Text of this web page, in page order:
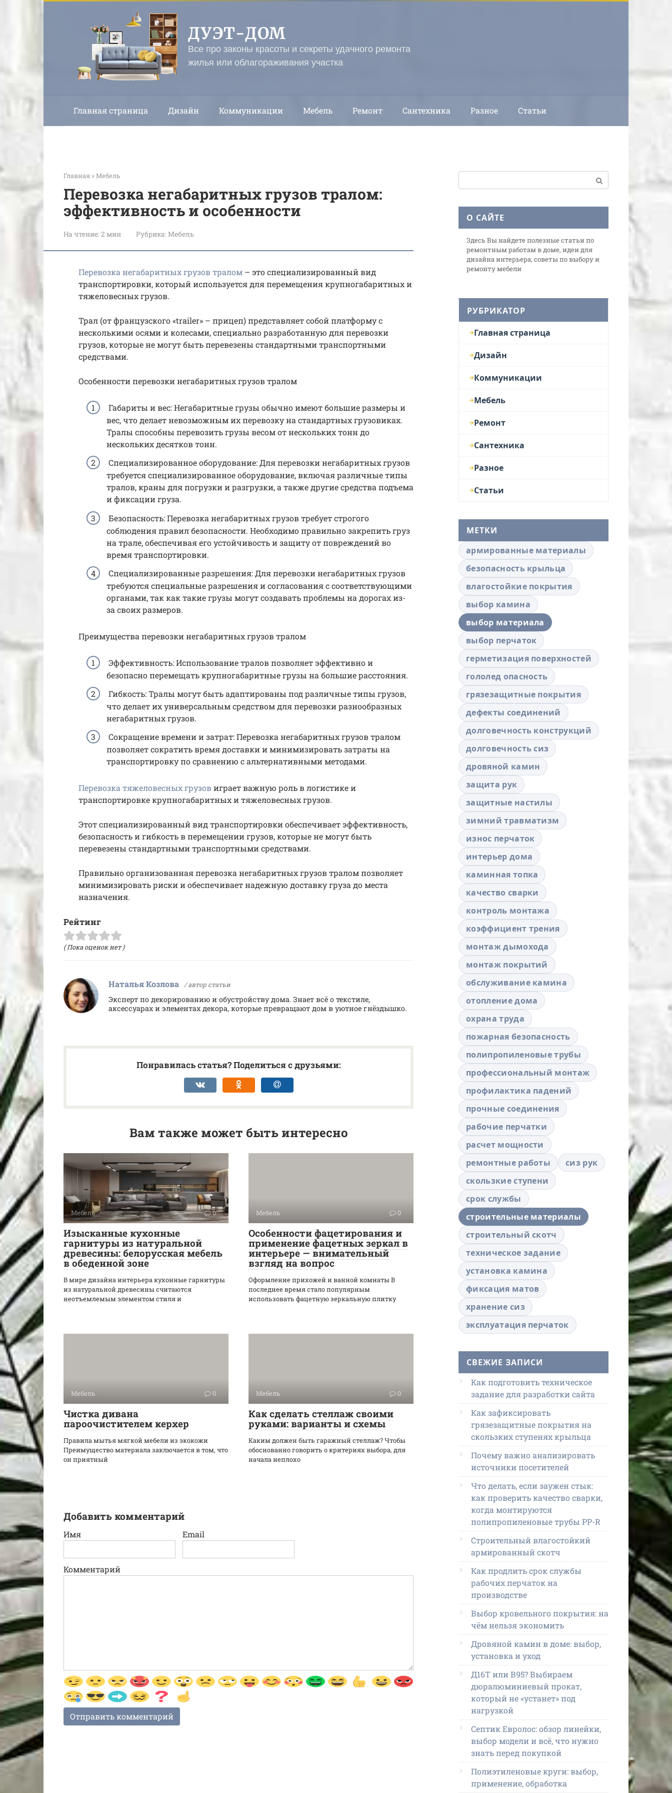
ДУЭТ-ДОМ
Все про законы красоты и секреты удачного ремонта
жилья или облагораживания участка
Главная страница Дизайн Коммуникации Мебель Ремонт Сантехника Разное Статьи
Главная »Мебель
Перевозка негабаритных грузов тралом:
эффективность и особенности
На чтение:2 мин Рубрика:Мебель
Перевозка негабаритных грузов тралом – это специализированный вид
транспортировки, который используется для перемещения крупногабаритных и
тяжеловесных грузов.
Трал (от французского «trailer» – прицеп) представляет собой платформу с
несколькими осями и колесами, специально разработанную для перевозки
грузов, которые не могут быть перевезены стандартными транспортными
средствами.
Особенности перевозки негабаритных грузов тралом
Габариты и вес: Негабаритные грузы обычно имеют большие размеры и
вес, что делает невозможным их перевозку на стандартных грузовиках.
Тралы способны перевозить грузы весом от нескольких тонн до
нескольких десятков тонн.
Специализированное оборудование: Для перевозки негабаритных грузов
требуется специализированное оборудование, включая различные типы
тралов, краны для погрузки и разгрузки, а также другие средства подъема
и фиксации груза.
Безопасность: Перевозка негабаритных грузов требует строгого
соблюдения правил безопасности. Необходимо правильно закрепить груз
на трале, обеспечивая его устойчивость и защиту от повреждений во
время транспортировки.
Специализированные разрешения: Для перевозки негабаритных грузов
требуются специальные разрешения и согласования с соответствующими
органами, так как такие грузы могут создавать проблемы на дорогах из-
за своих размеров.
Преимущества перевозки негабаритных грузов тралом
Эффективность: Использование тралов позволяет эффективно и
безопасно перемещать крупногабаритные грузы на большие расстояния.
Гибкость: Тралы могут быть адаптированы под различные типы грузов,
что делает их универсальным средством для перевозки разнообразных
негабаритных грузов.
Сокращение времени и затрат: Перевозка негабаритных грузов тралом
позволяет сократить время доставки и минимизировать затраты на
транспортировку по сравнению с альтернативными методами.
Перевозка тяжеловесных грузов играет важную роль в логистике и
транспортировке крупногабаритных и тяжеловесных грузов.
Этот специализированный вид транспортировки обеспечивает эффективность,
безопасность и гибкость в перемещении грузов, которые не могут быть
перевезены стандартными транспортными средствами.
Правильно организованная перевозка негабаритных грузов тралом позволяет
минимизировать риски и обеспечивает надежную доставку груза до места
назначения.
Рейтинг
( Пока оценок нет )
Наталья Козлова / автор статьи
Эксперт по декорированию и обустройству дома. Знает всё о текстиле,
аксессуарах и элементах декора, которые превращают дом в уютное гнёздышко.
Понравилась статья? Поделиться с друзьями:
Вам также может быть интересно
Мебель 0
Изысканные кухонные
гарнитуры из натуральной
древесины: белорусская мебель
в обеденной зоне
В мире дизайна интерьера кухонные гарнитуры
из натуральной древесины считаются
неотъемлемым элементом стиля и
Мебель 0
Особенности фацетирования и
применение фацетных зеркал в
интерьере — внимательный
взгляд на вопрос
Оформление прихожей и ванной комнаты В
последнее время стало популярным
использовать фацетную зеркальную плитку
Мебель 0
Чистка дивана
пароочистителем керхер
Правила мытья мягкой мебели из экокожи
Преимущество материала заключается в том, что
он приятный
Мебель 0
Как сделать стеллаж своими
руками: варианты и схемы
Каким должен быть гаражный стеллаж? Чтобы
обоснованно говорить о критериях выбора, для
начала неплохо
Добавить комментарий
Имя Email
Комментарий
О САЙТЕ
Здесь Вы найдете полезные статьи по
ремонтным работам в доме, идеи для
дизайна интерьера, советы по выбору и
ремонту мебели
РУБРИКАТОР
Главная страница
Дизайн
Коммуникации
Мебель
Ремонт
Сантехника
Разное
Статьи
МЕТКИ
армированные материалы
безопасность крыльца
влагостойкие покрытия
выбор камина
выбор материала
выбор перчаток
герметизация поверхностей
гололед опасность
грязезащитные покрытия
дефекты соединений
долговечность конструкций
долговечность сиз
дровяной камин
защита рук
защитные настилы
зимний травматизм
износ перчаток
интерьер дома
каминная топка
качество сварки
контроль монтажа
коэффициент трения
монтаж дымохода
монтаж покрытий
обслуживание камина
отопление дома
охрана труда
пожарная безопасность
полипропиленовые трубы
профессиональный монтаж
профилактика падений
прочные соединения
рабочие перчатки
расчет мощности
ремонтные работы
сиз рук
скользкие ступени
срок службы
строительные материалы
строительный скотч
техническое задание
установка камина
фиксация матов
хранение сиз
эксплуатация перчаток
СВЕЖИЕ ЗАПИСИ
Как подготовить техническое
задание для разработки сайта
Как зафиксировать
грязезащитные покрытия на
скользких ступенях крыльца
Почему важно анализировать
источники посетителей
Что делать, если заужен стык:
как проверить качество сварки,
когда монтируются
полипропиленовые трубы PP-R
Строительный влагостойкий
армированный скотч
Как продлить срок службы
рабочих перчаток на
производстве
Выбор кровельного покрытия: на
чём нельзя экономить
Дровяной камин в доме: выбор,
установка и уход
Д16Т или В95? Выбираем
дюралюминиевый прокат,
который не «устанет» под
нагрузкой
Септик Евролос: обзор линейки,
выбор модели и всё, что нужно
знать перед покупкой
Полиэтиленовые круги: выбор,
применение, обработка